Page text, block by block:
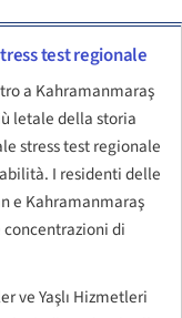
test regionale
a Kahramanmaraş
letale della storia
stress test regionale
I residenti delle
e Kahramanmaraş
di
ve Yaşlı Hizmetleri